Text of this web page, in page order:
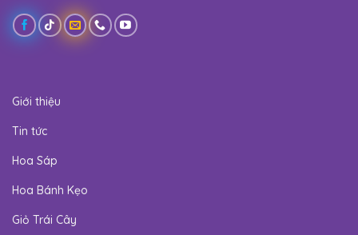
Giới thiệu
Tin tức
Hoa Sáp
Hoa Bánh Kẹo
Giỏ Trái Cây